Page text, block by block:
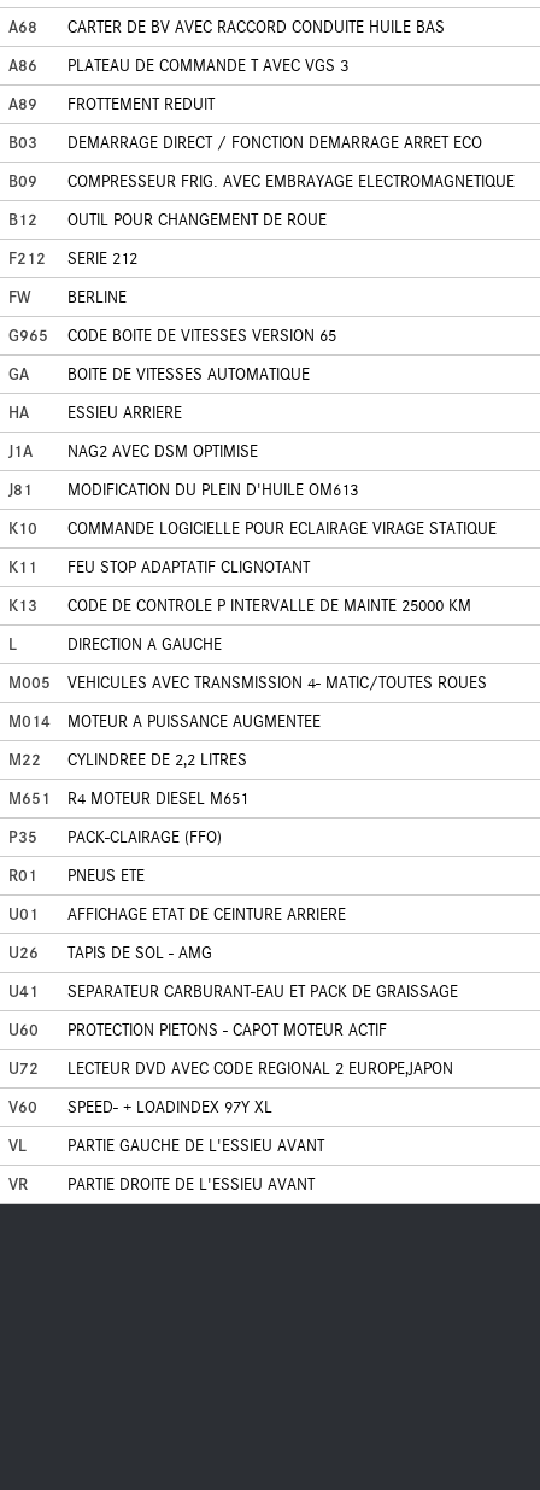
A68
CARTER DE BV AVEC RACCORD CONDUITE HUILE BAS
A86
PLATEAU DE COMMANDE T AVEC VGS 3
A89
FROTTEMENT REDUIT
B03
DEMARRAGE DIRECT / FONCTION DEMARRAGE ARRET ECO
B09
COMPRESSEUR FRIG. AVEC EMBRAYAGE ELECTROMAGNETIQUE
B12
OUTIL POUR CHANGEMENT DE ROUE
F212
SERIE 212
FW
BERLINE
G965
CODE BOITE DE VITESSES VERSION 65
GA
BOITE DE VITESSES AUTOMATIQUE
HA
ESSIEU ARRIERE
J1A
NAG2 AVEC DSM OPTIMISE
J81
MODIFICATION DU PLEIN D'HUILE OM613
K10
COMMANDE LOGICIELLE POUR ECLAIRAGE VIRAGE STATIQUE
K11
FEU STOP ADAPTATIF CLIGNOTANT
K13
CODE DE CONTROLE P INTERVALLE DE MAINTE 25000 KM
L
DIRECTION A GAUCHE
M005
VEHICULES AVEC TRANSMISSION 4- MATIC/TOUTES ROUES
M014
MOTEUR A PUISSANCE AUGMENTEE
M22
CYLINDREE DE 2,2 LITRES
M651
R4 MOTEUR DIESEL M651
P35
PACK-CLAIRAGE (FFO)
R01
PNEUS ETE
U01
AFFICHAGE ETAT DE CEINTURE ARRIERE
U26
TAPIS DE SOL - AMG
U41
SEPARATEUR CARBURANT-EAU ET PACK DE GRAISSAGE
U60
PROTECTION PIETONS - CAPOT MOTEUR ACTIF
U72
LECTEUR DVD AVEC CODE REGIONAL 2 EUROPE,JAPON
V60
SPEED- + LOADINDEX 97Y XL
VL
PARTIE GAUCHE DE L'ESSIEU AVANT
VR
PARTIE DROITE DE L'ESSIEU AVANT